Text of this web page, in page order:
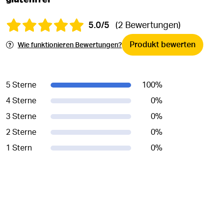
5.0/5 (2 Bewertungen)
Wie funktionieren Bewertungen? Produkt bewerten
5 Sterne 100%
4 Sterne
0%
3 Sterne
0%
2 Sterne
0%
1 Stern
0%